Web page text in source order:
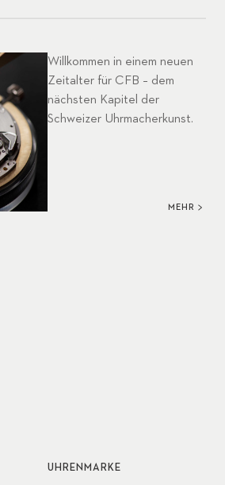
Willkommen in einem neuen
Zeitalter für CFB – dem
nächsten Kapitel der
Schweizer Uhrmacherkunst.
MEHR
UHRENMARKE